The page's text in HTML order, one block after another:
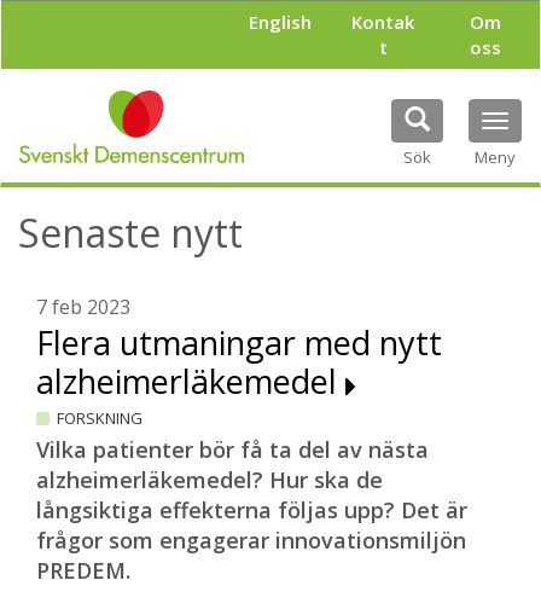
l
English
Kontak
t
Om
oss
Sök Meny
Senaste nytt
7 feb 2023
Flera utmaningar med nytt
alzheimerläkemedel
FORSKNING
Vilka patienter bör få ta del av nästa
alzheimerläkemedel? Hur ska de
långsiktiga effekterna följas upp? Det är
frågor som engagerar innovationsmiljön
PREDEM.